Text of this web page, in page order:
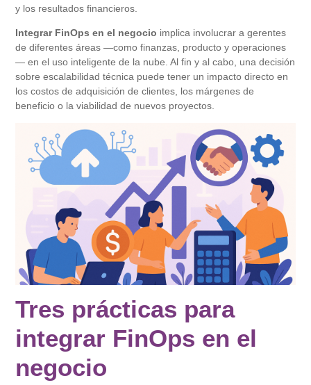
y los resultados financieros.
Integrar FinOps en el negocio implica involucrar a gerentes
de diferentes áreas —como finanzas, producto y operaciones
— en el uso inteligente de la nube. Al fin y al cabo, una decisión
sobre escalabilidad técnica puede tener un impacto directo en
los costos de adquisición de clientes, los márgenes de
beneficio o la viabilidad de nuevos proyectos.
Tres prácticas para
integrar FinOps en el
negocio